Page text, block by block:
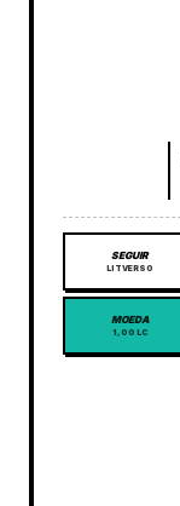
SEGUIR
LITVERSO
MOEDA
1,00 LC